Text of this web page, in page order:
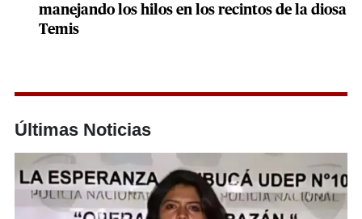
manejando los hilos en los recintos de la diosa
Temis
Últimas Noticias